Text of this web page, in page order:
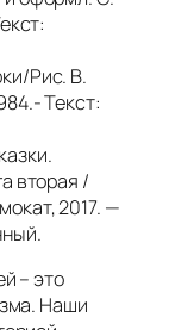
Рис. В.
Текст:
вторая /
2017. —
– это
Наши